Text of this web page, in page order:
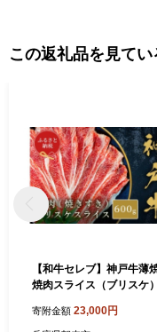
この返礼品を見て
【和牛セレブ】神戸牛薄
焼肉スライス（ブリスケ
eef 但馬牛 和牛 黒毛和牛
寄附金額 23,000円